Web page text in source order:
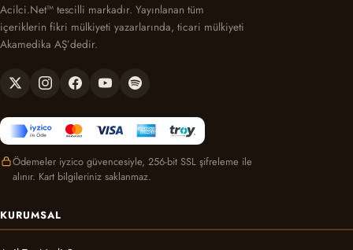
Acilci.Net™ tescilli markadır. Yayınlanan tüm
içeriklerin fikri mülkiyeti yazarlarında, ticari mülkiyeti
Akamedika AŞ’dedir.
Ödemeler iyzico güvencesiyle, 256-bit SSL şifreleme ile
alınır. Kart bilgileriniz saklanmaz.
KURUMSAL